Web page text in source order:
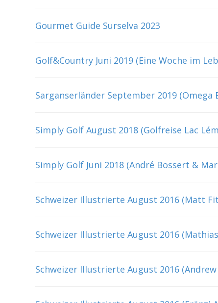
Gourmet Guide Surselva 2023
Golf&Country Juni 2019 (Eine Woche im
Sarganserländer September 2019 (Omega
Simply Golf August 2018 (Golfreise Lac
Simply Golf Juni 2018 (André Bossert &
Schweizer Illustrierte August 2016 (Matt
Schweizer Illustrierte August 2016
Schweizer Illustrierte August 2016 (Andrew